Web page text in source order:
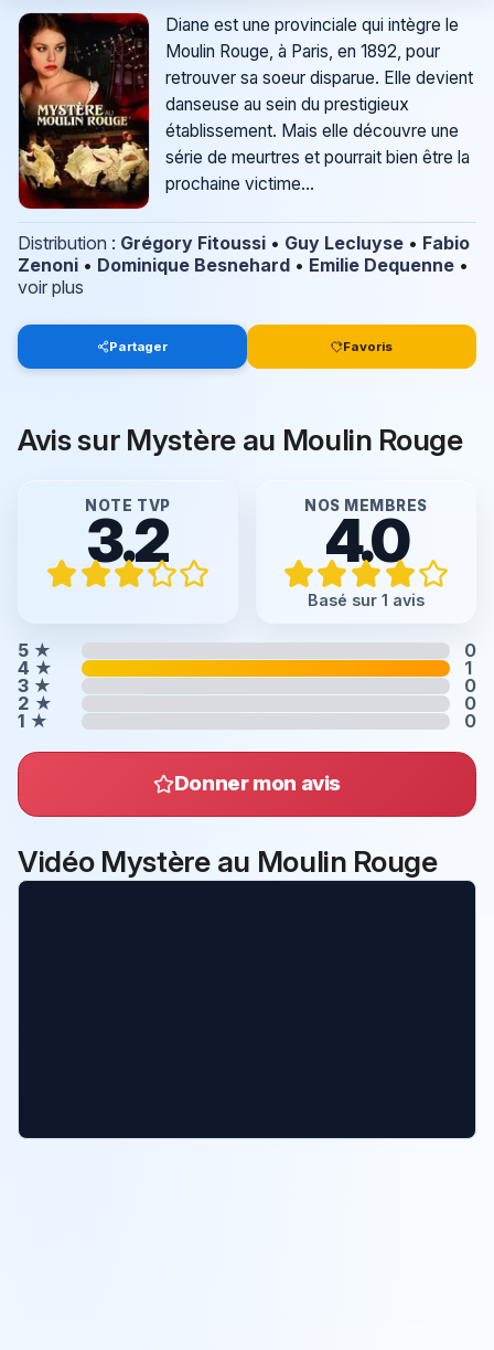
Diane est une provinciale qui intègre le
Moulin Rouge, à Paris, en 1892, pour
retrouver sa soeur disparue. Elle devient
danseuse au sein du prestigieux
établissement. Mais elle découvre une
série de meurtres et pourrait bien être la
prochaine victime...
Distribution : Grégory Fitoussi • Guy Lecluyse • Fabio
Zenoni • Dominique Besnehard • Emilie Dequenne •
voir plus
Partager Favoris
Avis sur Mystère au Moulin Rouge
NOTE TVP
3.2 NOS MEMBRES
4.0
Basé sur 1 avis
5 ★
0
4 ★
1
3 ★
0
2 ★
0
1 ★ 0
Donner mon avis
Vidéo Mystère au Moulin Rouge